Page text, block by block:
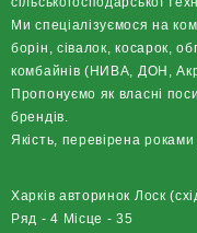
Ми спеціалізуємося на
борін, сівалок, косарок,
комбайнів (НИВА, ДОН,
Пропонуємо як власні
брендів.
Якість, перевірена
Харків авторинок Лоск
Ряд - 4 Місце - 35